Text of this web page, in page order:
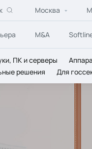
Москва
M&A
ПК и серверы
решения Для